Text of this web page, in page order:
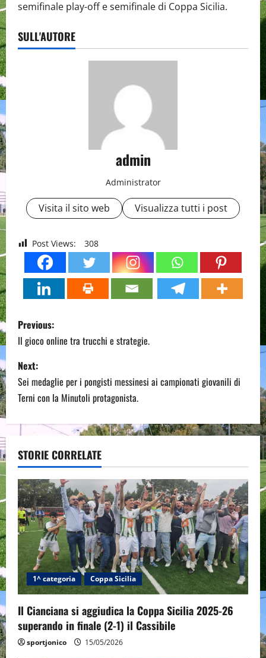
semifinale play-off e semifinale di Coppa Sicilia.
SULL'AUTORE
admin
Administrator
Visita il sito web Visualizza tutti i post
Post Views: 308
P
o
s
t
n
a
v
i
g
a
t
i
o
n
Previous:
Il gioco online tra trucchi e strategie.
Next:
Sei medaglie per i pongisti messinesi ai campionati giovanili di
Terni con la Minutoli protagonista.
STORIE CORRELATE
1^ categoria Coppa Sicilia
Il Cianciana si aggiudica la Coppa Sicilia 2025-26
superando in finale (2-1) il Cassibile
sportjonico 15/05/2026